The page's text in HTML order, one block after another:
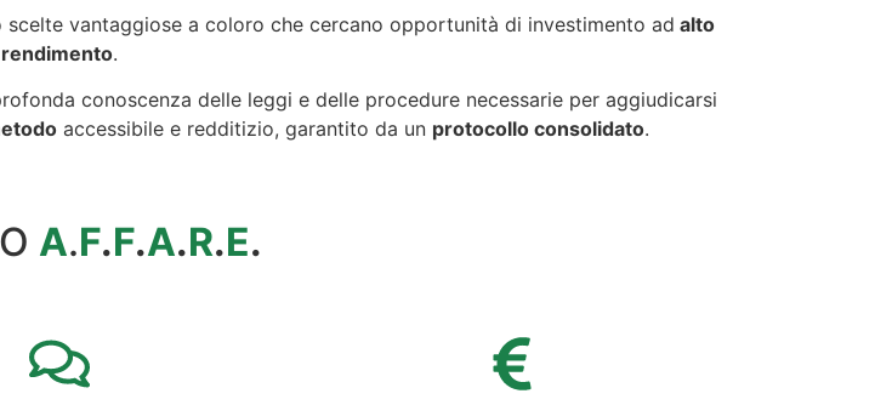
vantaggiose a coloro che cercano opportunità di investimento ad alto
rendimento.
conoscenza delle leggi e delle procedure necessarie per aggiudicarsi
accessibile e redditizio, garantito da un protocollo consolidato.
A.F.F.A.R.E.